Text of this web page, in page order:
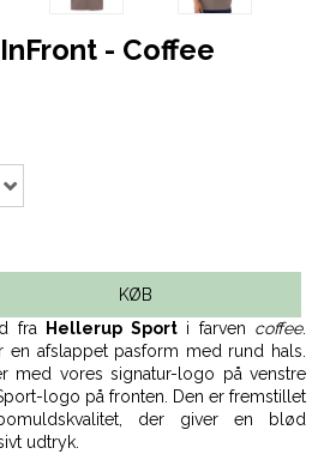
- Coffee
KØB
fra
Hellerup Sporti farven coffee.
afslappet pasform med rund hals.
med vores signatur-logo på venstre
logo på fronten. Den er fremstillet
der giver en blød
udtryk.